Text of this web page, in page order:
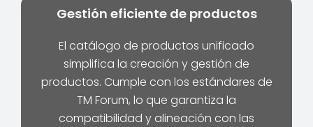
Gestión eficiente de productos
El catálogo de productos unificado
simplifica la creación y gestión de
productos. Cumple con los estándares de
TM Forum, lo que garantiza la
compatibilidad y alineación con las